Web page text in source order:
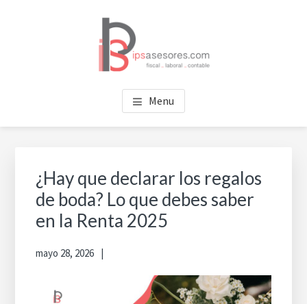
IPS ASESORES
Tu asesoría en Valencia
Menu
¿Hay que declarar los regalos
de boda? Lo que debes saber
en la Renta 2025
mayo 28, 2026